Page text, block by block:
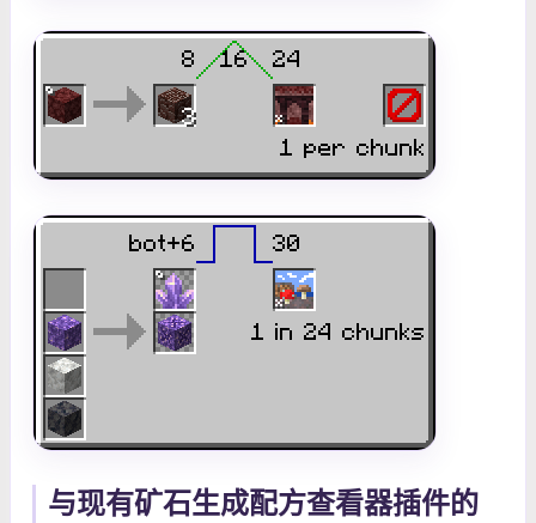
与现有矿石生成配方查看器插件的